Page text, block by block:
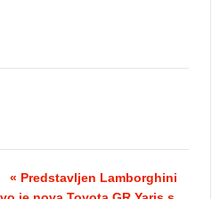
« Predstavljen Lamborghini